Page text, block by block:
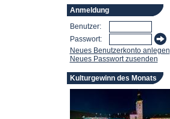
Anmeldung
Benutzer:
Passwort:
Neues Benutzerkonto anlegen
Neues Passwort zusenden
Kulturgewinn des Monats